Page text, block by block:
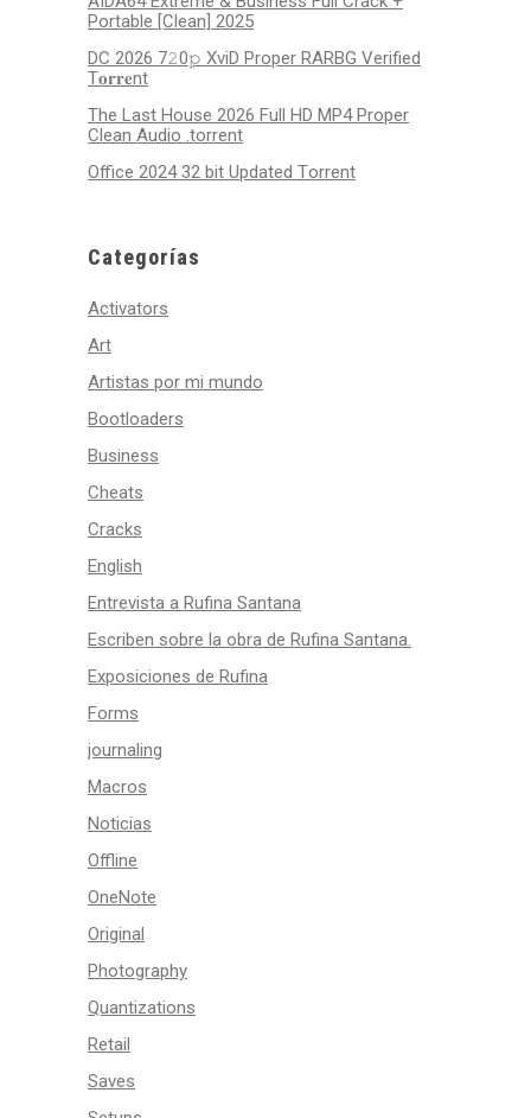
Portable [Clean] 2025
DC 2026 7𝟸0𝚙 XviD Proper RARBG Verified
T𝐨𝐫𝐫𝐞nt
The Last House 2026 Full HD MP4 Proper
Clean Audio .torrent
Office 2024 32 bit Updated Tоrrеnt
Categorías
Activators
Art
Artistas por mi mundo
Bootloaders
Business
Cheats
Cracks
English
Entrevista a Rufina Santana
Escriben sobre la obra de Rufina Santana.
Exposiciones de Rufina
Forms
journaling
Macros
Noticias
Offline
OneNote
Original
Photography
Quantizations
Retail
Saves